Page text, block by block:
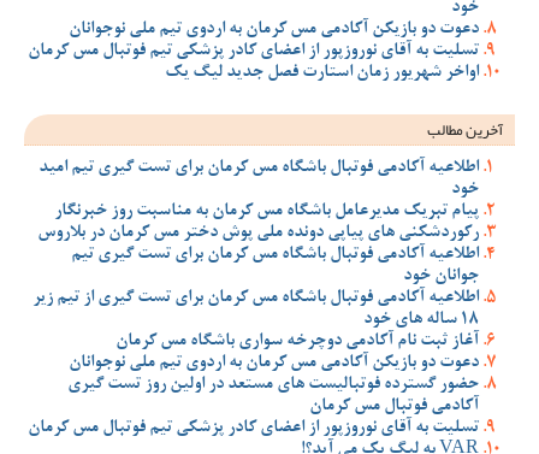
خود
دعوت دو بازیکن آکادمی مس کرمان به اردوی تیم ملی نوجوانان
تسلیت به آقای نوروزپور از اعضای کادر پزشکی تیم فوتبال مس کرمان
اواخر شهریور زمان استارت فصل جدید لیگ یک
آخرین مطالب
اطلاعیه آکادمی فوتبال باشگاه مس کرمان برای تست گیری تیم امید
خود
پیام تبریک مدیرعامل باشگاه مس کرمان به مناسبت روز خبرنگار
رکوردشکنی های پیاپی دونده ملی پوش دختر مس کرمان در بلاروس
اطلاعیه آکادمی فوتبال باشگاه مس کرمان برای تست گیری تیم
جوانان خود
اطلاعیه آکادمی فوتبال باشگاه مس کرمان برای تست گیری از تیم زیر
18 ساله های خود
آغاز ثبت نام آکادمی دوچرخه سواری باشگاه مس کرمان
دعوت دو بازیکن آکادمی مس کرمان به اردوی تیم ملی نوجوانان
حضور گسترده فوتبالیست های مستعد در اولین روز تست گیری
آکادمی فوتبال مس کرمان
تسلیت به آقای نوروزپور از اعضای کادر پزشکی تیم فوتبال مس کرمان
VAR به لیگ یک می آید؟!